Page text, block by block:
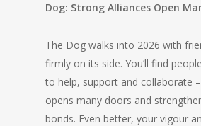
Dog: Strong Alliances Open
The Dog walks into 2026 with
firmly on its side. You’ll find
to help, support and collaborate
opens many doors and
bonds. Even better, your vigour